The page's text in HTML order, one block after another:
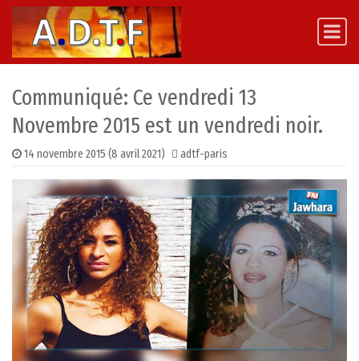
Skip to content
Main Navigation
Communiqué: Ce vendredi 13
Novembre 2015 est un vendredi noir.
14 novembre 2015 (8 avril 2021) adtf-paris